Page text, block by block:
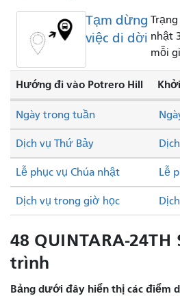
Tạm dừng
việc di dời nhật
mỗi
Hướng đi vào Potrero Hill
Dịch vụ Thứ Bảy
Lễ phục vụ Chúa nhật Lễ
Ngày trong tuần
Dịch vụ trong giờ học
48 QUINTARA-24TH
trình
Bảng dưới đây hiển thị các điểm